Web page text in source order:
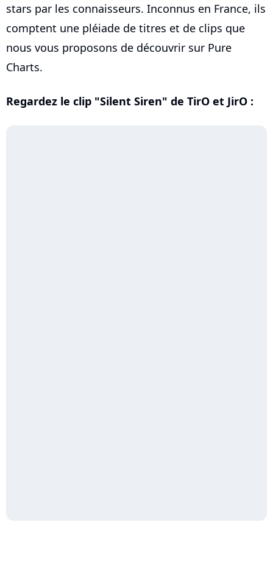
stars par les connaisseurs. Inconnus en France, ils
comptent une pléiade de titres et de clips que
nous vous proposons de découvrir sur Pure
Charts.
Regardez le clip "Silent Siren" de TirO et JirO :